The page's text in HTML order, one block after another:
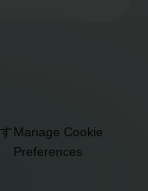
Manage Cookie
Preferences